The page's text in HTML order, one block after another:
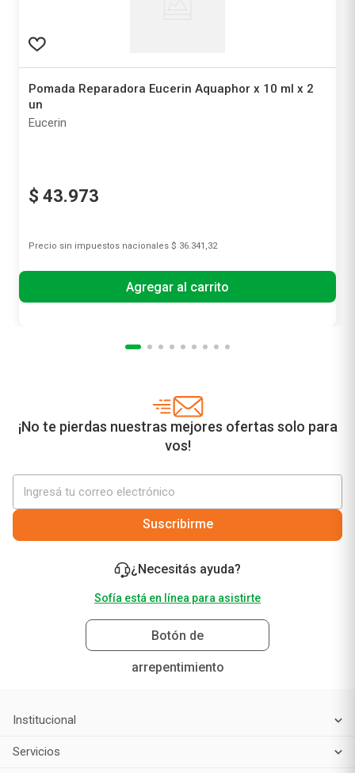
Pomada Reparadora Eucerin Aquaphor x 10 ml x 2
un
Eucerin
$ 43.973
Precio sin impuestos nacionales $ 36.341,32
Agregar al carrito
¡No te pierdas nuestras mejores ofertas solo para
vos!
Suscribirme
¿Necesitás ayuda?
Sofía está en línea para asistirte
Botón de
arrepentimiento
Institucional
Servicios